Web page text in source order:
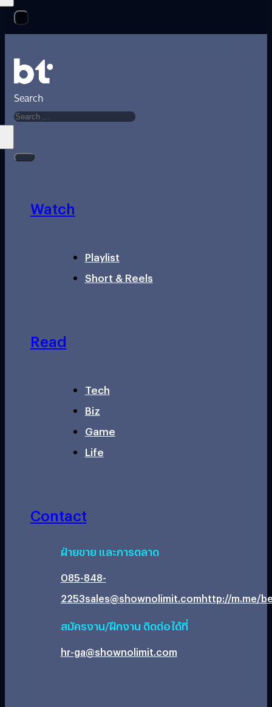
Search
Watch
Playlist
Short & Reels
Read
Tech
Biz
Game
Life
Contact
ฝ่ายขาย และการตลาด
085-848-
2253sales@shownolimit.comhttp://m.me/
สมัครงาน/ฝึกงาน ติดต่อได้ที่
hr-ga@shownolimit.com